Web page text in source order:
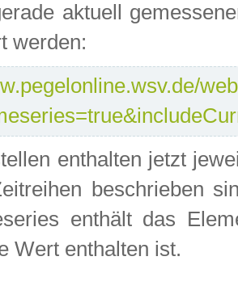
aktuell
werden:
enthalten jetzt
beschrieben
enthält das
Wert enthalten ist.